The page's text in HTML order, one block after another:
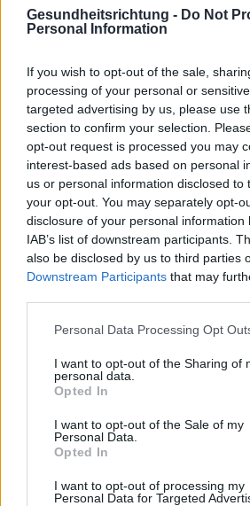
Gesundheitsrichtung - Do Not
Personal Information
If you wish to opt-out of the sale,
processing of your personal or
targeted advertising by us, please use
section to confirm your selection.
opt-out request is processed you may
interest-based ads based on personal
us or personal information disclosed to
your opt-out. You may separately opt-
disclosure of your personal information
IAB’s list of downstream participants.
also be disclosed by us to third parties
Downstream Participants that may
Please note that this website/app uses
not limited to your visit or usage
grant or deny consent to Google and
use your data for below specified
consent section.
Personal Data Processing Opt
I want to opt-out of the Sharing of
personal data.
Opted In
I want to opt-out of the Sale of my
Personal Data.
Opted In
I want to opt-out of processing my
Personal Data for Targeted
Interessant? Teilen sie es
Möchten Sie auf dem Laufenden
Folgen Sie uns auf
ZUGEHÖRIG
Themen Bequemlichkeit Mängel
Psychologe Psychotherapie
english
polskim
Quellen
https://www.frontiersin.org/journals/